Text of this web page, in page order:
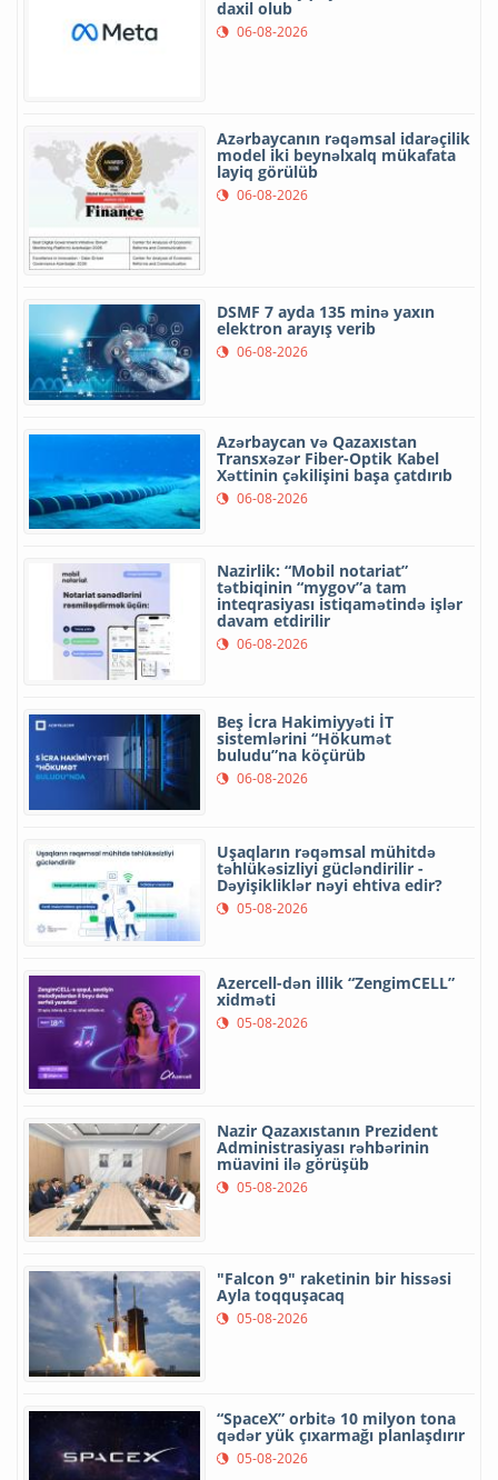
daxil olub
06-08-2026
Azərbaycanın rəqəmsal idarəçilik
model iki beynəlxalq mükafata
layiq görülüb
06-08-2026
DSMF 7 ayda 135 minə yaxın
elektron arayış verib
06-08-2026
Azərbaycan və Qazaxıstan
Transxəzər Fiber-Optik Kabel
Xəttinin çəkilişini başa çatdırıb
06-08-2026
Nazirlik: “Mobil notariat”
tətbiqinin “mygov”a tam
inteqrasiyası istiqamətində işlər
davam etdirilir
06-08-2026
Beş İcra Hakimiyyəti İT
sistemlərini “Hökumət
buludu”na köçürüb
06-08-2026
Uşaqların rəqəmsal mühitdə
təhlükəsizliyi gücləndirilir -
Dəyişikliklər nəyi ehtiva edir?
05-08-2026
Azercell-dən illik “ZengimCELL”
xidməti
05-08-2026
Nazir Qazaxıstanın Prezident
Administrasiyası rəhbərinin
müavini ilə görüşüb
05-08-2026
"Falcon 9" raketinin bir hissəsi
Ayla toqquşacaq
05-08-2026
“SpaceX” orbitə 10 milyon tona
qədər yük çıxarmağı planlaşdırır
05-08-2026